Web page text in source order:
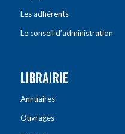
Les adhérents
Le conseil d’administration
LIBRAIRIE
Annuaires
Ouvrages